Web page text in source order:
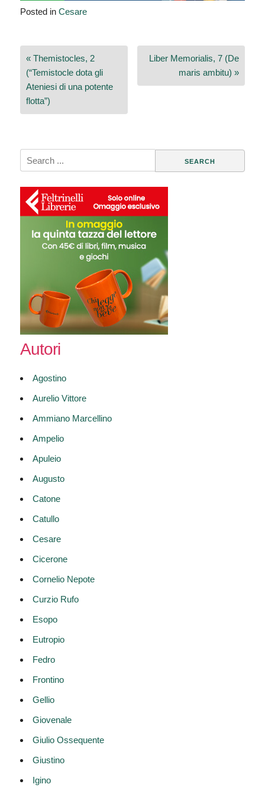
Posted in Cesare
Navigazione
articoli
« Themistocles, 2
(“Temistocle dota gli
Ateniesi di una potente
flotta”)
Liber Memorialis, 7 (De
maris ambitu) »
Search
for:
Autori
Agostino
Aurelio Vittore
Ammiano Marcellino
Ampelio
Apuleio
Augusto
Catone
Catullo
Cesare
Cicerone
Cornelio Nepote
Curzio Rufo
Esopo
Eutropio
Fedro
Frontino
Gellio
Giovenale
Giulio Ossequente
Giustino
Igino